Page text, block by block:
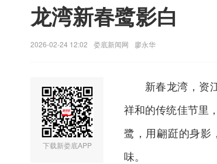
龙湾新春鹭影白
2026-02-24 12:02 娄底新闻网 廖永华
下载新娄底APP
新春龙湾，资
祥和的传统佳节里
鹭，用翩跹的身影
味。